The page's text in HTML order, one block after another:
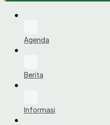
Agenda
Berita
Informasi